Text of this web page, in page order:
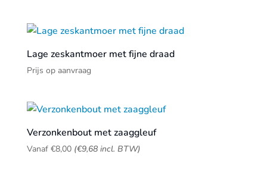
Lage zeskantmoer met fijne draad
Prijs op aanvraag
Verzonkenbout met zaaggleuf
Vanaf €8,00 (€9,68incl. BTW)